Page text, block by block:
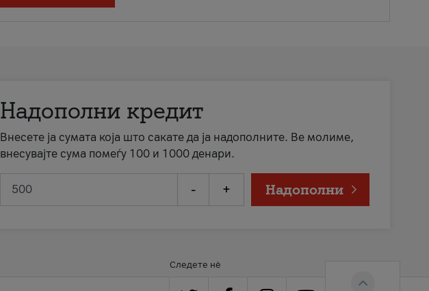
Надополни кредит
Внесете ја сумата која што сакате да ја надополните. Ве молиме,
внесувајте сума помеѓу 100 и 1000 денари.
- + Надополни
Следете нè